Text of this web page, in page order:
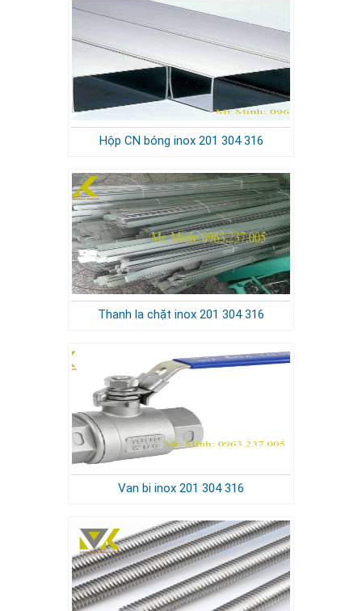
Hộp CN bóng inox 201 304 316
Thanh la chặt inox 201 304 316
Van bi inox 201 304 316